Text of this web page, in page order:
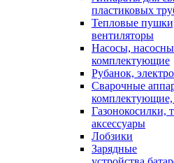
пластиковых
Тепловые
вентиляторы
Насосы,
комплектующие
Рубанок,
Сварочные
комплектующие,
Газонокосилки,
аксессуары
Лобзики
Зарядные